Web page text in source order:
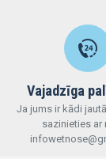
Vajadzīga
Ja jums ir kādi
sazinieties ar